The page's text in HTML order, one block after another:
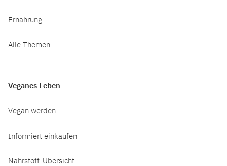
Ernährung
Alle Themen
Veganes Leben
Vegan werden
Informiert einkaufen
Nährstoff-Übersicht